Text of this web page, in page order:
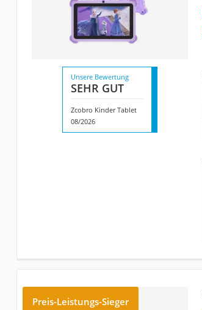
Unsere Bewertung
SEHR GUT
Zcobro Kinder Tablet
08/2026
Preis-Leistungs-Sieger